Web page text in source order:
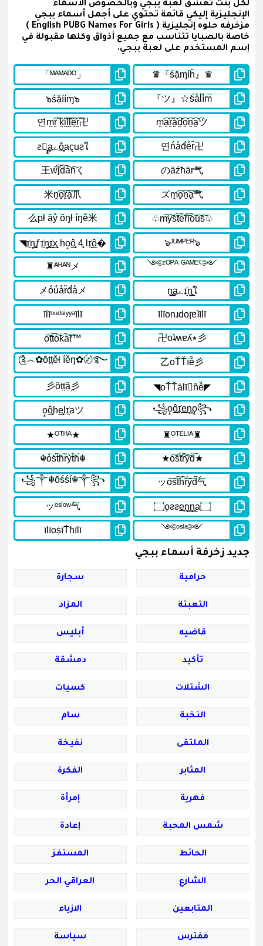
لكل بنت تعشق لعبة ببجي وبالخصوص الأسماء
الإنجليزية إليكي قائمة تحتوي على أجمل أسماء ببجي
مزخرفه حلوه إنجليزية ( English PUBG Names For Girls )
خاصة بالصبايا تتناسب مع جميع أذواق وكلها مقبولة في
إسم المستخدم على لعبة ببجي.
جديد زخرفة أسماء ببجي
حرامية سجارة
التعبئة المزاد
قاضيه أبليس
تأكيد دمشقة
الشتلات كسيات
النخبة سام
الملتقى نفيخة
المثابر الفكرة
فهرية إمرأة
شمس المحبة إعادة
الحائط المستفز
الشارع العراقي الحر
المتابعين الازياء
مفترس سياسة